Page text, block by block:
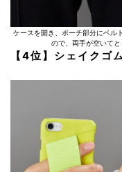
ケースを開き、ポーチ部分にベル
ので、両手が空いてと
【4位】シェイクゴ